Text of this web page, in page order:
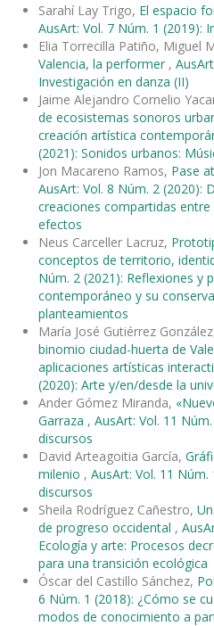
Sarahí Lay Trigo, El espacio
AusArt: Vol. 7 Núm. 1 (2019):
Elia Torrecilla Patiño, Miguel
Valencia, la performer ,
Investigación en danza (II)
Jaime Alejandro Cornelio
de ecosistemas sonoros
creación artística
(2021): Sonidos urbanos:
Jon Macareno Ramos, Pase
AusArt: Vol. 8 Núm. 2 (2020):
creaciones compartidas
efectos
Neus Carceller Lacruz,
conceptos de territorio,
Núm. 2 (2021): Reflexiones y
contemporáneo y su
planteamientos
María José Gutiérrez
binomio ciudad-huerta de
aplicaciones artísticas
(2020): Arte y/en/desde la
Ander Gómez Miranda,
Garraza , AusArt: Vol. 11
discursos
David Arteagoitia García,
milenio , AusArt: Vol. 11
discursos
Sheila Rodríguez Cañestro,
de progreso occidental ,
Ecología y arte: Procesos
para una transición ecológica
Óscar del Castillo Sánchez,
6 Núm. 1 (2018): ¿Cómo se
modos de conocimiento a